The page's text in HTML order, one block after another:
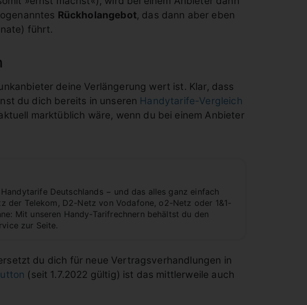
Rückholangebot, das dann aber eben
führt.
deine Verlängerung wert ist. Klar, dass
du dich bereits in unseren Handytarife-Vergleich
marktüblich wäre, wenn du bei einem Anbieter
Deutschlands − und das alles ganz einfach
der Telekom, D2-Netz von Vodafone, o2-Netz oder 1&1-
Mit unseren Handy-Tarifrechnern behältst du den
zur Seite.
du dich für neue Vertragsverhandlungen in
(seit 1.7.2022 gültig) ist das mittlerweile auch